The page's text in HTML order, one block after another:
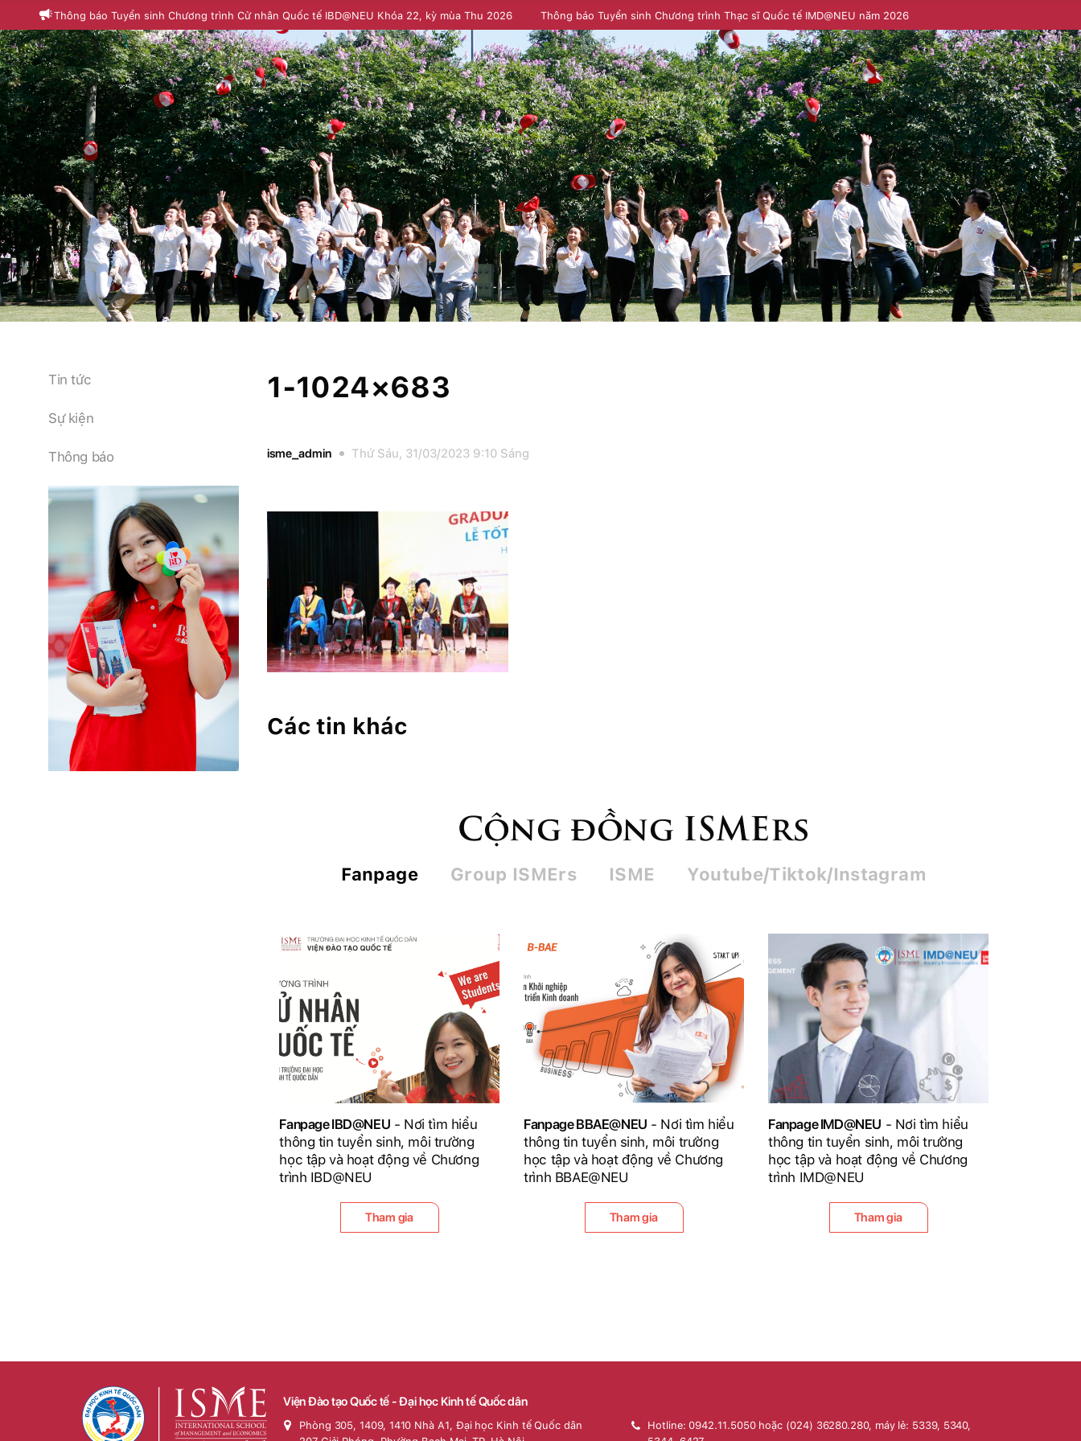
Thông báo Tuyển sinh Chương trình Cử nhân Quốc tế IBD@NEU Khóa 22, kỳ mùa Thu 2026 Thông báo Tuyển sinh Chương trình Thạc sĩ Quốc tế IMD@NEU năm 2026
Tin tức
Sự kiện
Thông báo
1-1024×683
isme_admin Thứ Sáu, 31/03/2023 9:10 Sáng
Các tin khác
Cộng đồng ISMErs
Fanpage Group ISMErs ISME Youtube/Tiktok/Instagram
Fanpage IBD@NEU - Nơi tìm hiểu
thông tin tuyển sinh, môi trường
học tập và hoạt động về Chương
trình IBD@NEU
Tham gia
Fanpage BBAE@NEU - Nơi tìm hiểu
thông tin tuyển sinh, môi trường
học tập và hoạt động về Chương
trình BBAE@NEU
Tham gia
Fanpage IMD@NEU - Nơi tìm hiểu
thông tin tuyển sinh, môi trường
học tập và hoạt động về Chương
trình IMD@NEU
Tham gia
Viện Đào tạo Quốc tế - Đại học Kinh tế Quốc dân
Phòng 305, 1409, 1410 Nhà A1, Đại học Kinh tế Quốc dân
Hotline: 0942.11.5050 hoặc (024) 36280.280, máy lẻ: 5339, 5340,